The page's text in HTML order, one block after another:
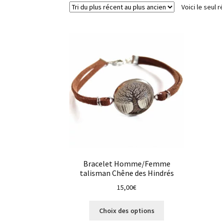
Voici le seul
Bracelet Homme/Femme
talisman Chêne des Hindrés
15,00€
Choix des options